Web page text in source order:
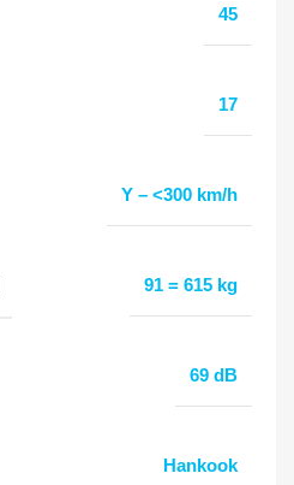
45
17
Y – <300 km/h
91 = 615 kg
69 dB
Hankook